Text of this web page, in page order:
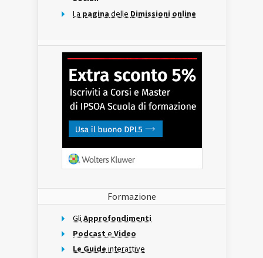
La pagina delle Dimissioni online
Formazione
Gli Approfondimenti
Podcast e Video
Le Guide interattive